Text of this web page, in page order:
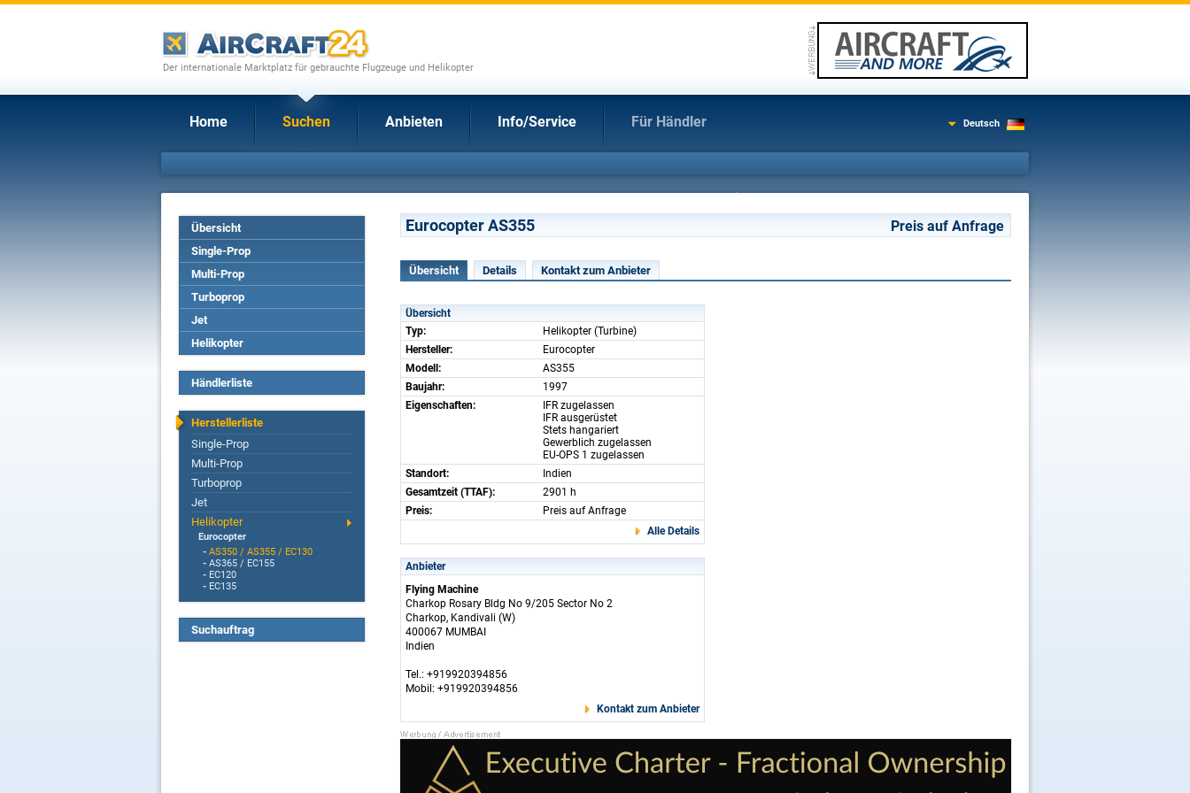
Der internationale Marktplatz für gebrauchte Flugzeuge und Helikopter
Home Suchen Anbieten Info/Service Für Händler Deutsch
Übersicht
Single-Prop
Multi-Prop
Turboprop
Jet
Helikopter
Händlerliste
Herstellerliste
Single-Prop
Multi-Prop
Turboprop
Jet
Helikopter
Eurocopter
- AS350 / AS355 / EC130
- AS365 / EC155
- EC120
- EC135
Suchauftrag
Eurocopter AS355 Preis auf Anfrage
Übersicht Details Kontakt zum Anbieter
Übersicht
Typ:
Helikopter (Turbine)
Hersteller:
Eurocopter
Modell:
AS355
Baujahr:
1997
Eigenschaften:
IFR zugelassen
IFR ausgerüstet
Stets hangariert
Gewerblich zugelassen
EU-OPS 1 zugelassen
Standort:
Indien
Gesamtzeit (TTAF):
2901 h
Preis:
Preis auf Anfrage
Alle Details
Anbieter
Flying Machine
Charkop Rosary Bldg No 9/205 Sector No 2
Charkop, Kandivali (W)
400067 MUMBAI
Indien
Tel.: +919920394856
Mobil: +919920394856
Kontakt zum Anbieter